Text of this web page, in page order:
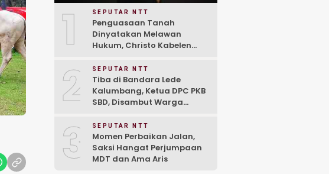
1 SEPUTAR NTT
Penguasaan Tanah
Dinyatakan Melawan
Hukum, Christo Kabelen
Kemenangan di PN
Larantuka
2 SEPUTAR NTT
Tiba di Bandara Lede
Kalumbang, Ketua DPC PKB
SBD, Disambut Warga
3 SEPUTAR NTT
Momen Perbaikan Jalan,
Saksi Hangat Perjumpaan
MDT dan Ama Aris